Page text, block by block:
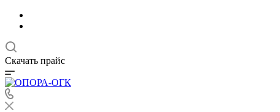
Скачать прайс